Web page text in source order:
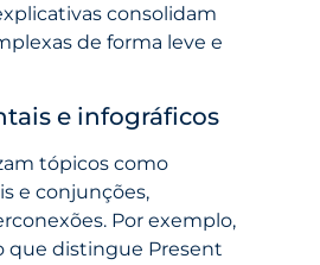
consolidam
de forma leve e
e infográficos
tópicos como
e conjunções,
Por exemplo,
que distingue Present